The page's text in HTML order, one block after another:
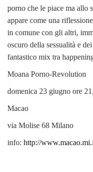
porno che le piace ma allo
appare come una
in comune con gli altri,
oscuro della sessualità e
fantastico mix tra
Moana Porno-Revolution
domenica 23 giugno ore
Macao
via Molise 68 Milano
info: http://